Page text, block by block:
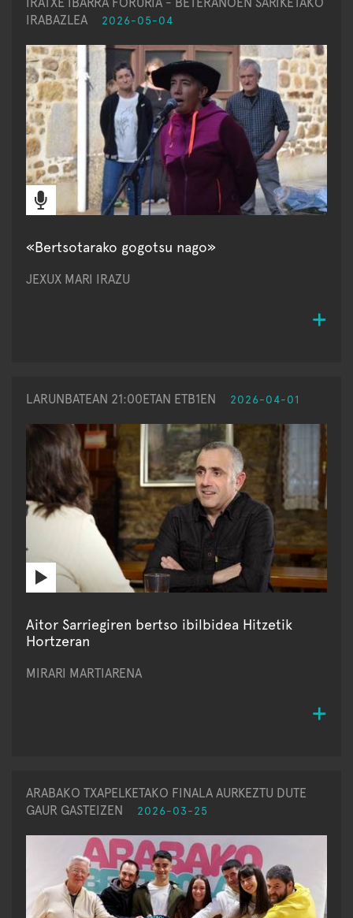
IRABAZLEA
2026-05-04
«Bertsotarako gogotsu nago»
JEXUX MARI IRAZU
LARUNBATEAN 21:00ETAN ETB1EN 2026-04-01
Aitor Sarriegiren bertso ibilbidea Hitzetik
Hortzeran
MIRARI MARTIARENA
ARABAKO TXAPELKETAKO FINALA AURKEZTU DUTE
GAUR GASTEIZEN
2026-03-25